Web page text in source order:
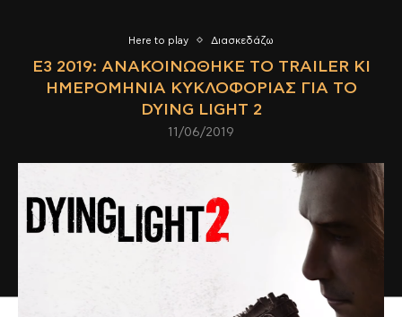
Here to play Διασκεδάζω
E3 2019: ΑΝΑΚΟΙΝΏΘΗΚΕ ΤΟ TRAILER ΚΙ
ΗΜΕΡΟΜΗΝΊΑ ΚΥΚΛΟΦΟΡΊΑΣ ΓΙΑ ΤΟ
DYING LIGHT 2
11/06/2019